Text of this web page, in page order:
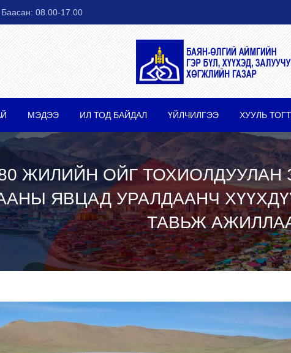
08.00-17.00
МЭДЭЭ ИЛ ТОД БАЙДАЛ ҮЙЛЧИЛГЭЭ ХУУЛЬ
ЖИЛИЙН ОЙГ ТОХИОЛДУУЛАН
ЯВЦАД УРАЛДААНЧ
ТАВЬЖ